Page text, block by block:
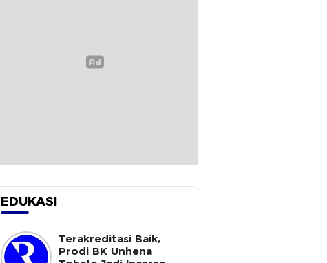
EDUKASI
Terakreditasi Baik,
Prodi BK Unhena